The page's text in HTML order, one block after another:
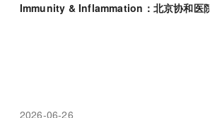
Immunity & Inflammation：北京协和医
2026-06-26